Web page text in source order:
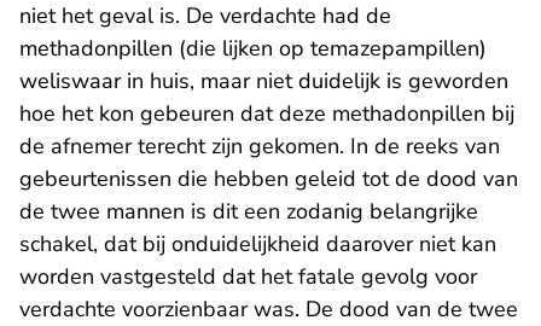
niet het geval is. De verdachte had de
methadonpillen (die lijken op temazepampillen)
weliswaar in huis, maar niet duidelijk is geworden
hoe het kon gebeuren dat deze methadonpillen bij
de afnemer terecht zijn gekomen. In de reeks van
gebeurtenissen die hebben geleid tot de dood van
de twee mannen is dit een zodanig belangrijke
schakel, dat bij onduidelijkheid daarover niet kan
worden vastgesteld dat het fatale gevolg voor
verdachte voorzienbaar was. De dood van de twee